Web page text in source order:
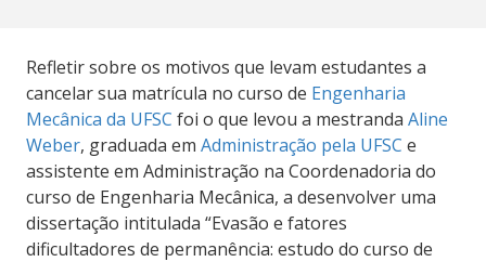
Refletir sobre os motivos que levam estudantes a
cancelar sua matrícula no curso de Engenharia
Mecânica da UFSC foi o que levou a mestranda Aline
Weber, graduada em Administração pela UFSC e
assistente em Administração na Coordenadoria do
curso de Engenharia Mecânica, a desenvolver uma
dissertação intitulada “Evasão e fatores
dificultadores de permanência: estudo do curso de